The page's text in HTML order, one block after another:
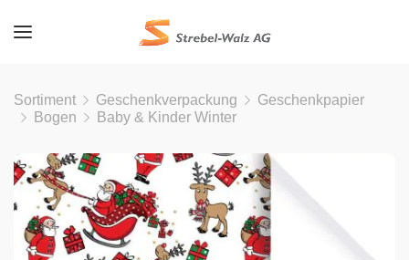
Sortiment Geschenkverpackung
Geschenkpapier
Bogen
Baby & Kinder Winter